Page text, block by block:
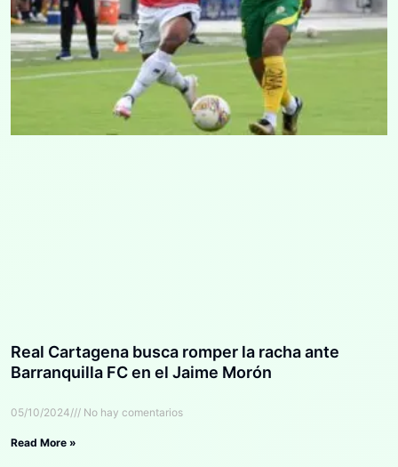
Real Cartagena busca romper la racha ante
Barranquilla FC en el Jaime Morón
05/10/2024 No hay comentarios
Read More »